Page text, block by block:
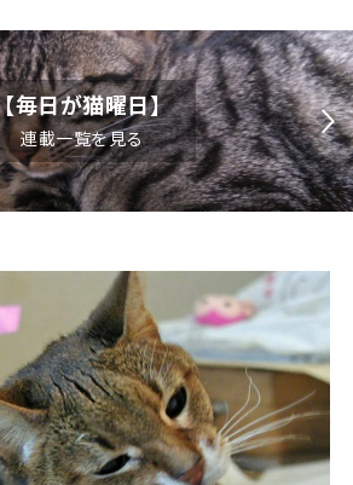
毎日が猫曜日】
連載一覧を見る